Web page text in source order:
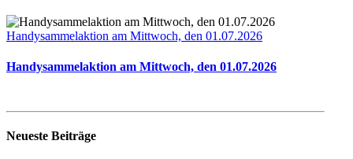
Handysammelaktion am Mittwoch, den 01.07.2026
Handysammelaktion am Mittwoch, den 01.07.2026
Neueste Beiträge